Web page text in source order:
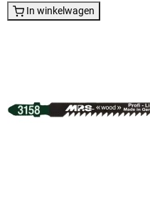
In winkelwagen